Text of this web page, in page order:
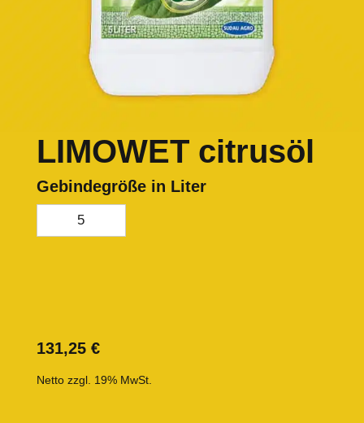
LIMOWET citrusöl
Gebindegröße in Liter
5
131,25 €
Netto zzgl. 19% MwSt.